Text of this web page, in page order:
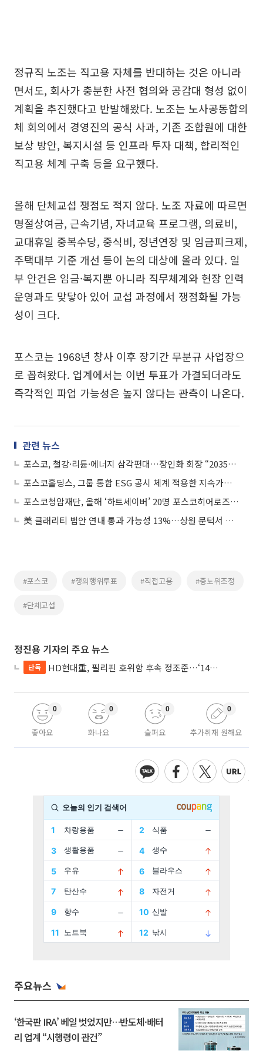
정규직 노조는 직고용 자체를 반대하는 것은 아니라
면서도, 회사가 충분한 사전 협의와 공감대 형성 없이
계획을 추진했다고 반발해왔다. 노조는 노사공동합의
체 회의에서 경영진의 공식 사과, 기존 조합원에 대한
보상 방안, 복지시설 등 인프라 투자 대책, 합리적인
직고용 체계 구축 등을 요구했다.
올해 단체교섭 쟁점도 적지 않다. 노조 자료에 따르면
명절상여금, 근속기념, 자녀교육 프로그램, 의료비,
교대휴일 중복수당, 중식비, 정년연장 및 임금피크제,
주택대부 기준 개선 등이 논의 대상에 올라 있다. 일
부 안건은 임금·복지뿐 아니라 직무체계와 현장 인력
운영과도 맞닿아 있어 교섭 과정에서 쟁점화될 가능
성이 크다.
포스코는 1968년 창사 이후 장기간 무분규 사업장으
로 꼽혀왔다. 업계에서는 이번 투표가 가결되더라도
즉각적인 파업 가능성은 높지 않다는 관측이 나온다.
관련 뉴스
포스코, 철강·리튬·에너지 삼각편대…장인화 회장 “2035년 영업익 13조 달성”
포스코홀딩스, 그룹 통합 ESG 공시 체계 적용한 지속가능경영보고서 발간
포스코청암재단, 올해 ‘하트세이버’ 20명 포스코히어로즈 선정
美 클래리티 법안 연내 통과 가능성 13%…상원 문턱서 제동
#포스코 #쟁의행위투표 #직접고용 #중노위조정
#단체교섭
정진용 기자의 주요 뉴스
단독 HD현대重, 필리핀 호위함 후속 정조준…‘14척+α’ 싹쓸이 노린다
좋아요
0
화나요
0
슬퍼요
0
추가취재 원해요
0
주요뉴스
‘한국판 IRA’ 베일 벗었지만…반도체·배터
리 업계 “시행령이 관건”